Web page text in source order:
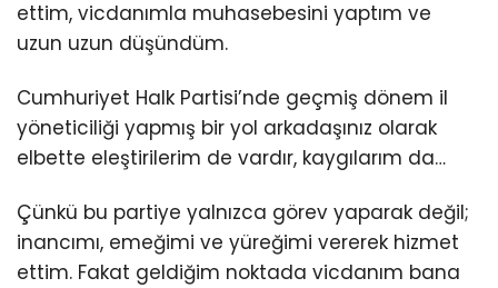
ettim, vicdanımla muhasebesini yaptım ve
uzun uzun düşündüm.
Cumhuriyet Halk Partisi’nde geçmiş dönem il
yöneticiliği yapmış bir yol arkadaşınız olarak
elbette eleştirilerim de vardır, kaygılarım da…
Çünkü bu partiye yalnızca görev yaparak değil;
inancımı, emeğimi ve yüreğimi vererek hizmet
ettim. Fakat geldiğim noktada vicdanım bana